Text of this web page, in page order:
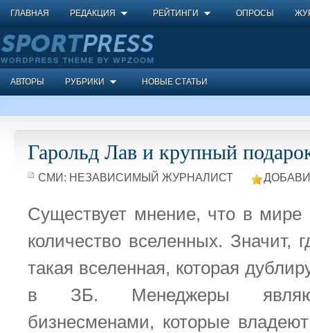
ГЛАВНАЯ РЕДАКЦИЯ РЕЙТИНГИ ОПРОСЫ
АВТОРЫ РУБРИКИ НОВЫЕ СТАТЬИ
Гарольд Лав и крупный
СМИ: НЕЗАВИСИМЫЙ ЖУРНАЛИСТ
Существует мнение, что в мире
количество вселенных. Значит,
такая вселенная, которая
в ЗБ. Менеджеры
бизнесменами, которые